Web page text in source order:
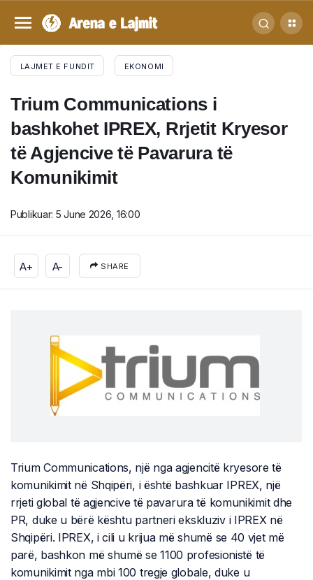
LAJMET E FUNDIT EKONOMI
Trium Communications i
bashkohet IPREX, Rrjetit Kryesor
të Agjencive të Pavarura të
Komunikimit
Publikuar: 5 June 2026, 16:00
A+ A- SHARE
Trium Communications, një nga agjencitë kryesore të
komunikimit në Shqipëri, i është bashkuar IPREX, një
rrjeti global të agjencive të pavarura të komunikimit dhe
PR, duke u bërë kështu partneri ekskluziv i IPREX në
Shqipëri. IPREX, i cili u krijua më shumë se 40 vjet më
parë, bashkon më shumë se 1100 profesionistë të
komunikimit nga mbi 100 tregje globale, duke u